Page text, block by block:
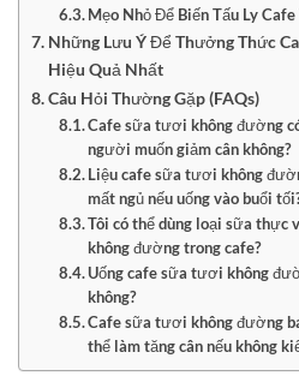
Mẹo Nhỏ Để Biến Tấu Ly
Những Lưu Ý Để Thưởng Thức
Hiệu Quả Nhất
Câu Hỏi Thường Gặp (FAQs)
Cafe sữa tươi không đường
người muốn giảm cân không?
Liệu cafe sữa tươi không
mất ngủ nếu uống vào buổi
Tôi có thể dùng loại sữa thực
không đường trong cafe?
Uống cafe sữa tươi không
không?
Cafe sữa tươi không đường
thể làm tăng cân nếu không